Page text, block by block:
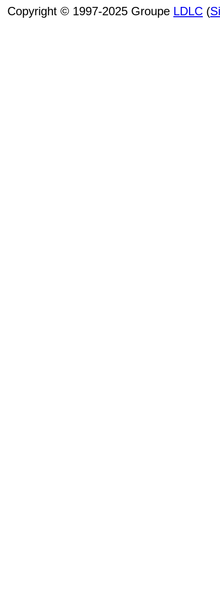
Copyright © 1997-2025 Groupe LDLC (